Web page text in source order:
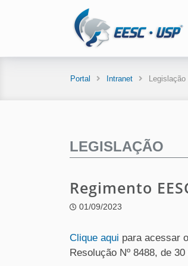
Portal Intranet Legislação
LEGISLAÇÃO
Regimento
01/09/2023
Clique aqui para acessar
Resolução Nº 8488, de